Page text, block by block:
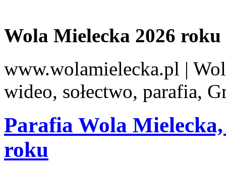
Wola Mielecka 2026 roku
www.wolamielecka.pl |
wideo, sołectwo, parafia,
Parafia Wola Mielecka,
roku